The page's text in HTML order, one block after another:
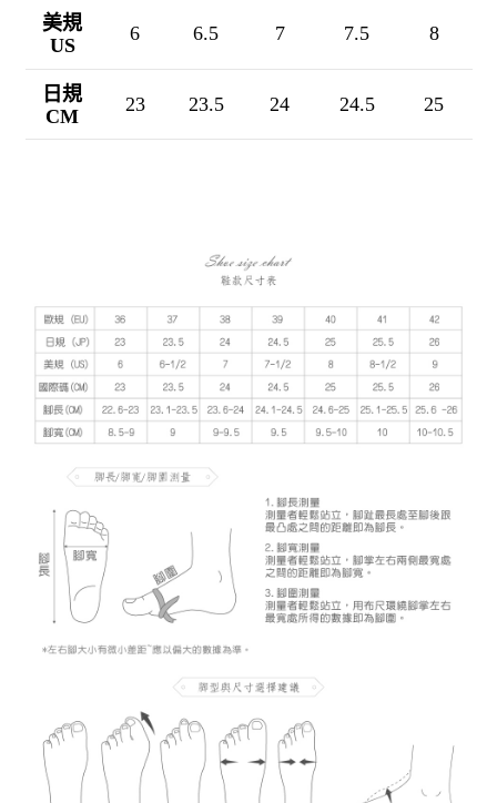
美規
US
6 6.5 7 7.5 8
日規
CM
23 23.5 24 24.5 25